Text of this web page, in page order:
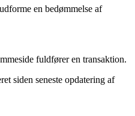
en bedømmelse af
fuldfører en transaktion.
siden seneste opdatering af